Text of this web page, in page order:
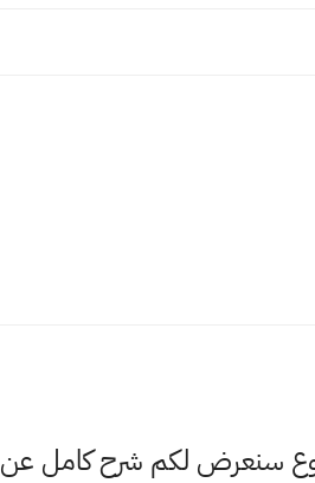
سنعرض لكم شرح كامل عن